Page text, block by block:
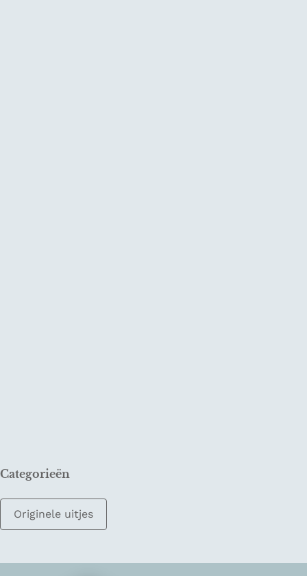
Categorieën
Originele uitjes